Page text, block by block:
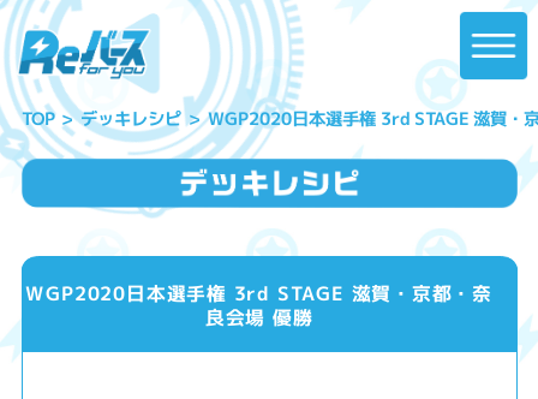
TOP デッキレシピ WGP2020日本選手権 3rd STAGE 滋賀・
WGP2020日本選手権 3rd STAGE 滋賀・京都・奈
良会場 優勝